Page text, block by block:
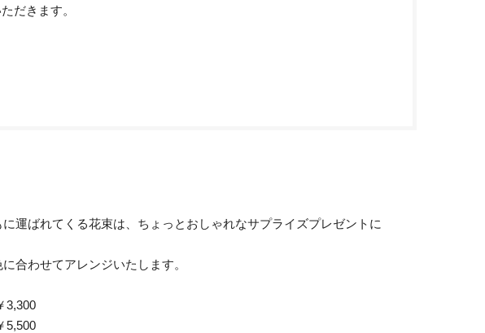
だきます。
運ばれてくる花束は、ちょっとおしゃれなサプライズプレゼントに
合わせてアレンジいたします。
3,300
5,500